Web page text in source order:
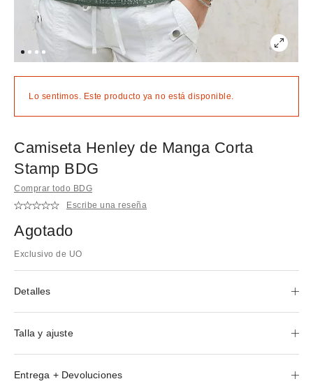
Lo sentimos. Este producto ya no está disponible.
Camiseta Henley de Manga Corta
Stamp BDG
Comprar todo BDG
Escribe una reseña
Agotado
Exclusivo de UO
Detalles
Talla y ajuste
Entrega + Devoluciones